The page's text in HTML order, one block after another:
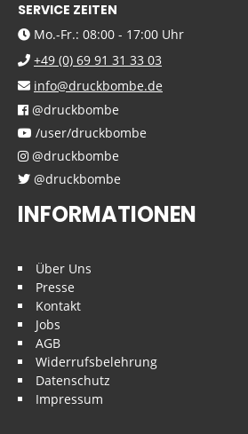
SERVICE ZEITEN
Mo.-Fr.: 08:00 - 17:00 Uhr
+49 (0) 69 91 31 33 03
info@druckbombe.de
@druckbombe
/user/druckbombe
@druckbombe
@druckbombe
INFORMATIONEN
Über Uns
Presse
Kontakt
Jobs
AGB
Widerrufsbelehrung
Datenschutz
Impressum